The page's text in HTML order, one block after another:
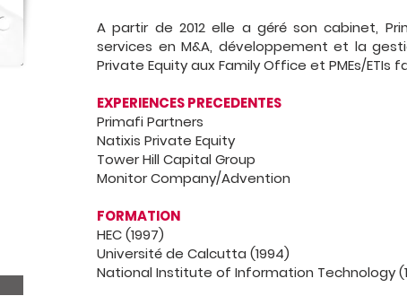
A partir de 2012 elle a géré son cabinet,
services en M&A, développement et la
Private Equity aux Family Office et PMEs/ETIs
EXPERIENCES PRECEDENTES
Primafi Partners
Natixis Private Equity
Tower Hill Capital Group
Monitor Company/Advention
FORMATION
HEC (1997)
Université de Calcutta (1994)
National Institute of Information Technology